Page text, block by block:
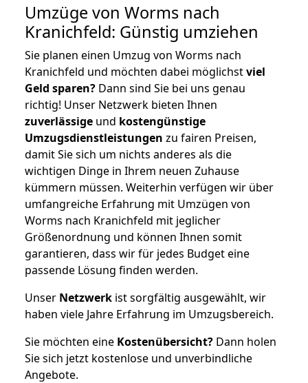
Umzüge von Worms nach
Kranichfeld: Günstig umziehen
Sie planen einen Umzug von Worms nach
Kranichfeld und möchten dabei möglichstviel
Geld sparen? Dann sind Sie bei uns genau
richtig! Unser Netzwerk bieten Ihnen
zuverlässige und kostengünstige
Umzugsdienstleistungen zu fairen Preisen,
damit Sie sich um nichts anderes als die
wichtigen Dinge in Ihrem neuen Zuhause
kümmern müssen. Weiterhin verfügen wir über
umfangreiche Erfahrung mit Umzügen von
Worms nach Kranichfeld mit jeglicher
Größenordnung und können Ihnen somit
garantieren, dass wir für jedes Budget eine
passende Lösung finden werden.
Unser Netzwerk ist sorgfältig ausgewählt, wir
haben viele Jahre Erfahrung im Umzugsbereich.
Sie möchten eine Kostenübersicht? Dann holen
Sie sich jetzt kostenlose und unverbindliche
Angebote.